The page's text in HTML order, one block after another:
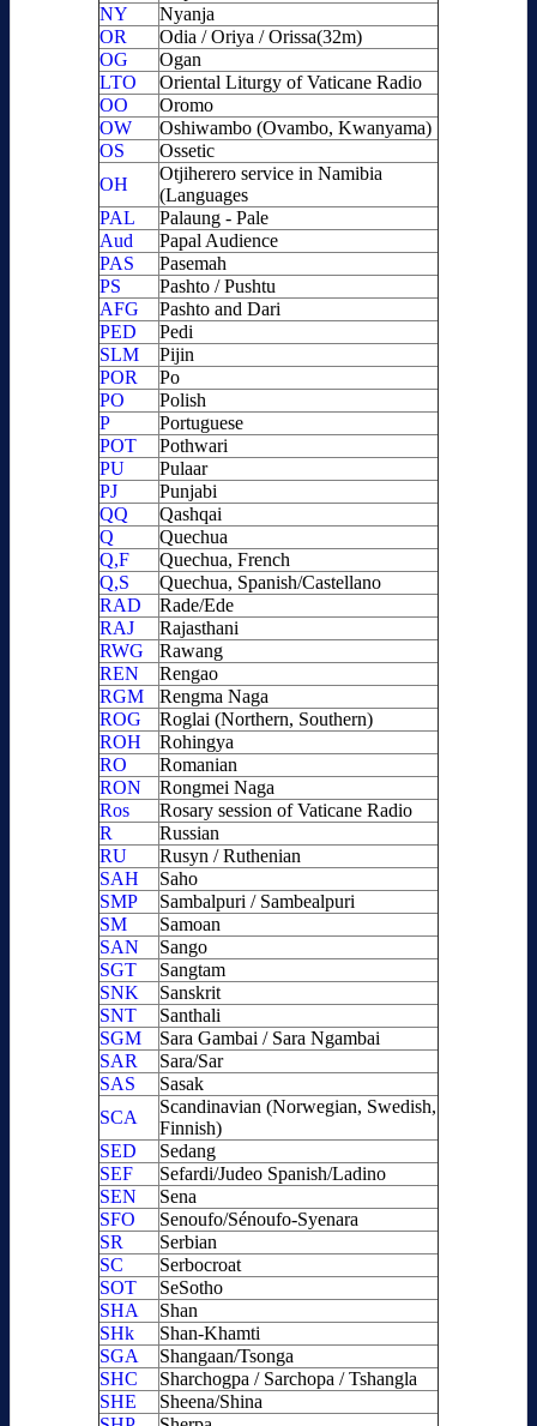
NY
Nyanja
OR
Odia / Oriya / Orissa(32m)
OG
Ogan
LTO
Oriental Liturgy of Vaticane Radio
OO
Oromo
OW
Oshiwambo (Ovambo, Kwanyama)
OS
Ossetic
OH
Otjiherero service in Namibia
(Languages
PAL
Palaung - Pale
Aud
Papal Audience
PAS
Pasemah
PS
Pashto / Pushtu
AFG
Pashto and Dari
PED
Pedi
SLM
Pijin
POR
Po
PO
Polish
P
Portuguese
POT
Pothwari
PU
Pulaar
PJ
Punjabi
QQ
Qashqai
Q
Quechua
Q,F
Quechua, French
Q,S
Quechua, Spanish/Castellano
RAD
Rade/Ede
RAJ
Rajasthani
RWG
Rawang
REN
Rengao
RGM
Rengma Naga
ROG
Roglai (Northern, Southern)
ROH
Rohingya
RO
Romanian
RON
Rongmei Naga
Ros
Rosary session of Vaticane Radio
R
Russian
RU
Rusyn / Ruthenian
SAH
Saho
SMP
Sambalpuri / Sambealpuri
SM
Samoan
SAN
Sango
SGT
Sangtam
SNK
Sanskrit
SNT
Santhali
SGM
Sara Gambai / Sara Ngambai
SAR
Sara/Sar
SAS
Sasak
SCA
Scandinavian (Norwegian, Swedish,
Finnish)
SED
Sedang
SEF
Sefardi/Judeo Spanish/Ladino
SEN
Sena
SFO
Senoufo/Sénoufo-Syenara
SR
Serbian
SC
Serbocroat
SOT
SeSotho
SHA
Shan
SHk
Shan-Khamti
SGA
Shangaan/Tsonga
SHC
Sharchogpa / Sarchopa / Tshangla
SHE
Sheena/Shina